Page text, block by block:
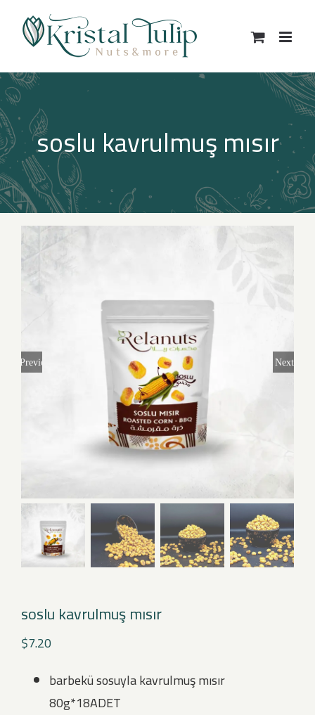
content
soslu kavrulmuş mısır
Previous Next
soslu kavrulmuş mısır
$7.20
barbekü sosuyla kavrulmuş mısır
80g*18ADET